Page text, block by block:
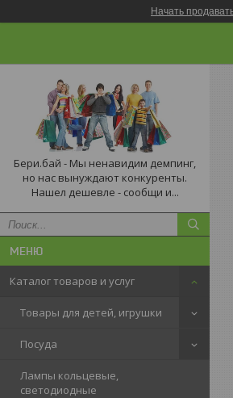
Начать
Бери.бай - Мы ненавидим демпинг,
но нас вынуждают конкуренты.
Нашел дешевле - сообщи и...
Каталог товаров и услуг
Товары для детей, игрушки
Посуда
Лампы кольцевые,
светодиодные